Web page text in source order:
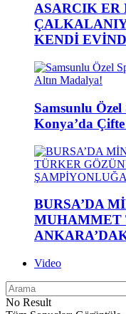
ASARCIK ER
KENDİ
Samsunlu
Konya’da
BURSA’DA
MUHAMMET
Video
No Result